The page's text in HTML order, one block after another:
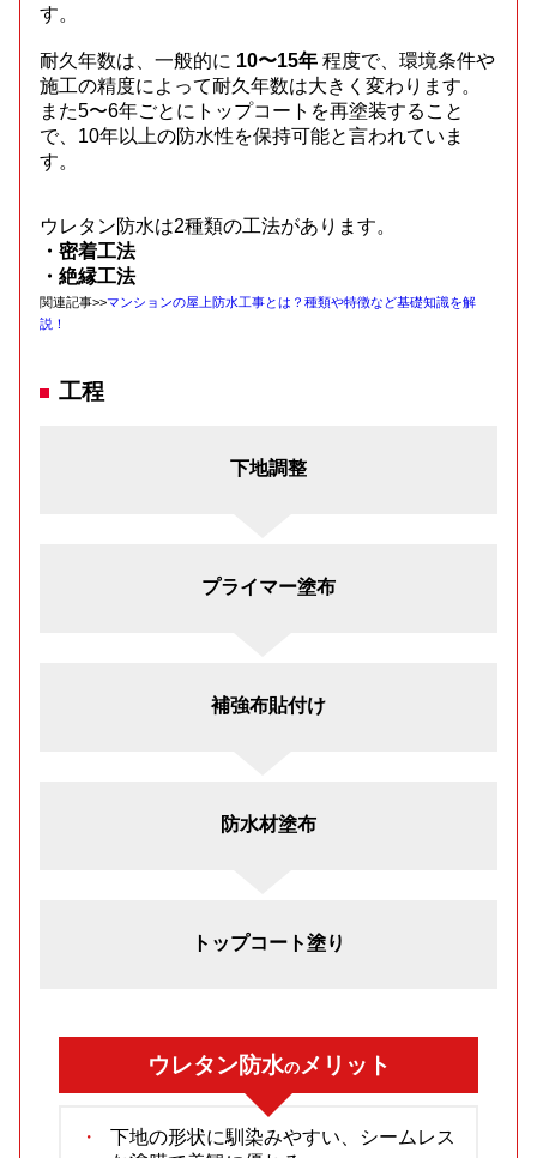
す。
耐久年数は、一般的に 10〜15年 程度で、環境条件や
施工の精度によって耐久年数は大きく変わります。
また5〜6年ごとにトップコートを再塗装すること
で、10年以上の防水性を保持可能と言われていま
す。
ウレタン防水は2種類の工法があります。
・密着工法
・ 絶縁工法
関連記事>>マンションの屋上防水工事とは？種類や特徴など基礎知識を解
説！
工程
下地調整
プライマー塗布
補強布貼付け
防水材塗布
トップコート塗り
ウレタン防水のメリット
下地の形状に馴染みやすい、シームレス